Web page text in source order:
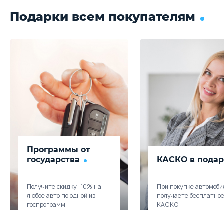
Подарки всем покупателям
Программы от
государства
Получите скидку -10% на
любое авто по одной из
госпрограмм
КАСКО в
При покупке
получаете бесплатное
КАСКО